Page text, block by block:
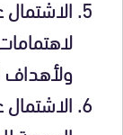
ولأهداف